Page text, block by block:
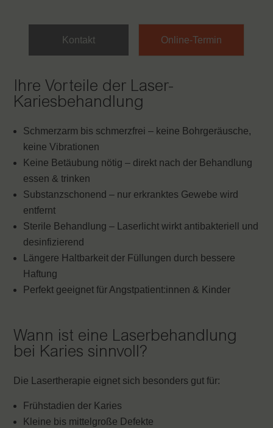
Kontakt Online-Termin
Ihre Vorteile der Laser-
Kariesbehandlung
Schmerzarm bis schmerzfrei – keine Bohrgeräusche,
keine Vibrationen
Keine Betäubung nötig – direkt nach der Behandlung
essen & trinken
Substanzschonend – nur erkranktes Gewebe wird
entfernt
Sterile Behandlung – Laserlicht wirkt antibakteriell und
desinfizierend
Längere Haltbarkeit der Füllungen durch bessere
Haftung
Perfekt geeignet für Angstpatient:innen & Kinder
Wann ist eine Laserbehandlung
bei Karies sinnvoll?
Die Lasertherapie eignet sich besonders gut für:
Frühstadien der Karies
Kleine bis mittelgroße Defekte